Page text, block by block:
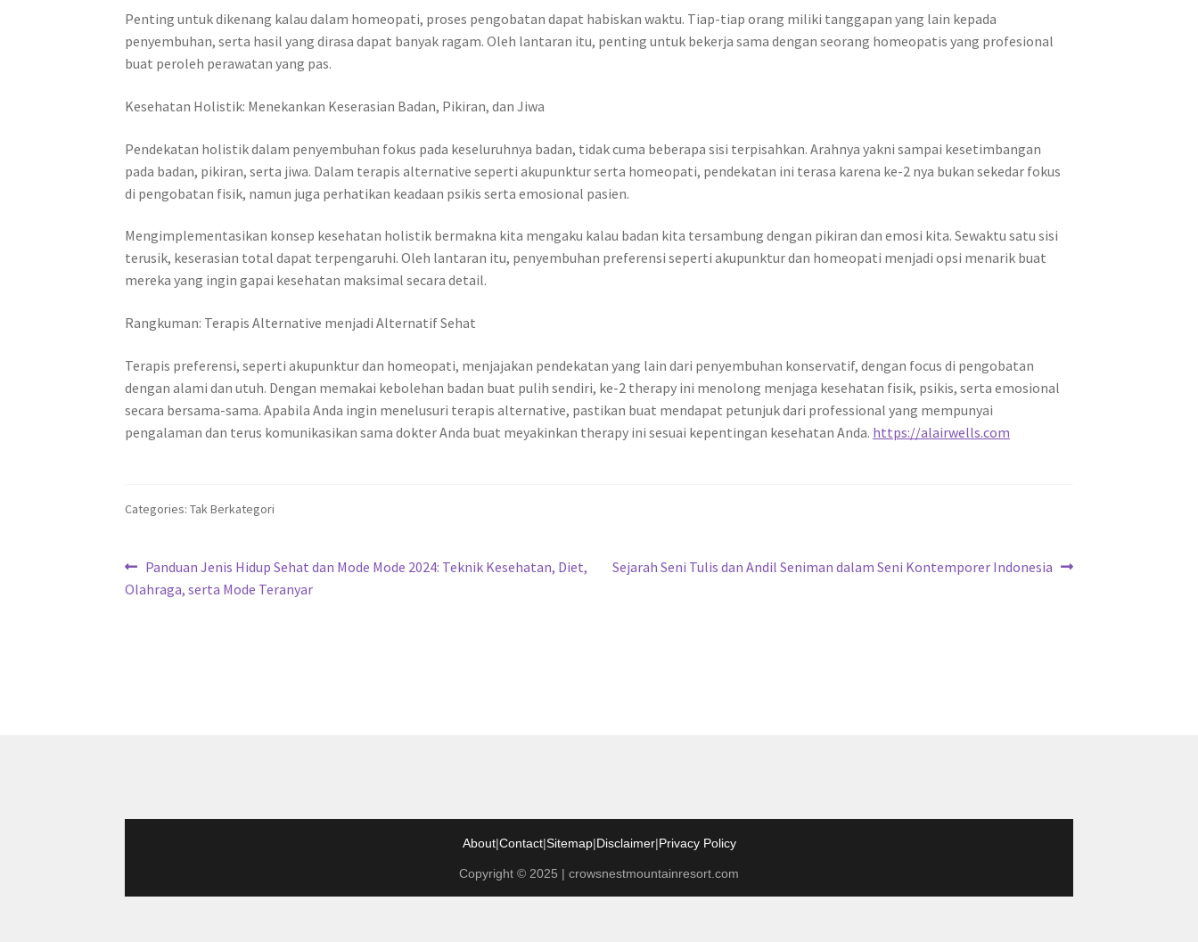
Penting untuk dikenang kalau dalam homeopati, proses pengobatan dapat habiskan waktu. Tiap-tiap orang miliki tanggapan yang lain kepada
penyembuhan, serta hasil yang dirasa dapat banyak ragam. Oleh lantaran itu, penting untuk bekerja sama dengan seorang homeopatis yang profesional
buat peroleh perawatan yang pas.
Kesehatan Holistik: Menekankan Keserasian Badan, Pikiran, dan Jiwa
Pendekatan holistik dalam penyembuhan fokus pada keseluruhnya badan, tidak cuma beberapa sisi terpisahkan. Arahnya yakni sampai kesetimbangan
pada badan, pikiran, serta jiwa. Dalam terapis alternative seperti akupunktur serta homeopati, pendekatan ini terasa karena ke-2 nya bukan sekedar fokus
di pengobatan fisik, namun juga perhatikan keadaan psikis serta emosional pasien.
Mengimplementasikan konsep kesehatan holistik bermakna kita mengaku kalau badan kita tersambung dengan pikiran dan emosi kita. Sewaktu satu sisi
terusik, keserasian total dapat terpengaruhi. Oleh lantaran itu, penyembuhan preferensi seperti akupunktur dan homeopati menjadi opsi menarik buat
mereka yang ingin gapai kesehatan maksimal secara detail.
Rangkuman: Terapis Alternative menjadi Alternatif Sehat
Terapis preferensi, seperti akupunktur dan homeopati, menjajakan pendekatan yang lain dari penyembuhan konservatif, dengan focus di pengobatan
dengan alami dan utuh. Dengan memakai kebolehan badan buat pulih sendiri, ke-2 therapy ini menolong menjaga kesehatan fisik, psikis, serta emosional
secara bersama-sama. Apabila Anda ingin menelusuri terapis alternative, pastikan buat mendapat petunjuk dari professional yang mempunyai
pengalaman dan terus komunikasikan sama dokter Anda buat meyakinkan therapy ini sesuai kepentingan kesehatan Anda. https://alairwells.com
Categories: Tak Berkategori
Navigasi
pos
Previous
post:
Panduan Jenis Hidup Sehat dan Mode Mode 2024: Teknik Kesehatan, Diet,
Olahraga, serta Mode Teranyar
Next
Sejarah Seni Tulis dan Andil Seniman dalam Seni Kontemporer Indonesia
About|Contact|Sitemap|Disclaimer|Privacy Policy
Copyright © 2025 | crowsnestmountainresort.com